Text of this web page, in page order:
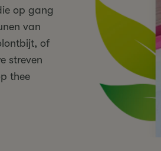
op gang
van
of
streven
thee